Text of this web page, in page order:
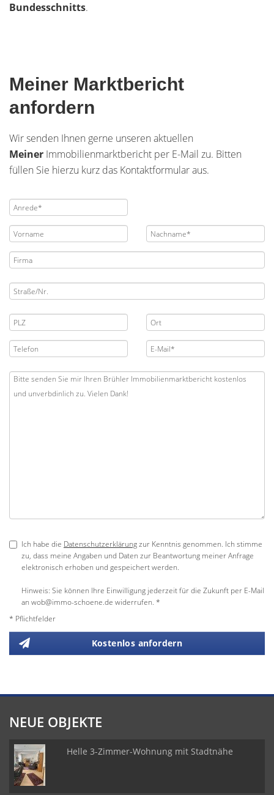
Bundesschnitts.
Meiner Marktbericht
anfordern
Wir senden Ihnen gerne unseren aktuellen
Meiner Immobilienmarktbericht per E-Mail zu. Bitten
füllen Sie hierzu kurz das Kontaktformular aus.
Ich habe die Datenschutzerklärungzur Kenntnis genommen. Ich stimme
zu, dass meine Angaben und Daten zur Beantwortung meiner Anfrage
elektronisch erhoben und gespeichert werden.
Hinweis: Sie können Ihre Einwilligung jederzeit für die Zukunft per E-Mail
an wob@immo-schoene.de widerrufen. *
* Pflichtfelder
Kostenlos anfordern
NEUE OBJEKTE
Helle 3-Zimmer-Wohnung mit Stadtnähe